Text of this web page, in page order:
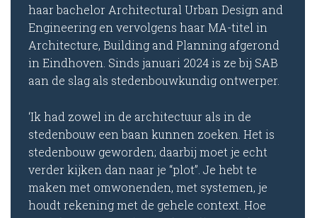
haar bachelor Architectural Urban Design and
Engineering en vervolgens haar MA-titel in
Architecture, Building and Planning afgerond
in Eindhoven. Sinds januari 2024 is ze bij SAB
aan de slag als stedenbouwkundig ontwerper.
‘Ik had zowel in de architectuur als in de
stedenbouw een baan kunnen zoeken. Het is
stedenbouw geworden; daarbij moet je echt
verder kijken dan naar je “plot”. Je hebt te
maken met omwonenden, met systemen, je
houdt rekening met de gehele context. Hoe